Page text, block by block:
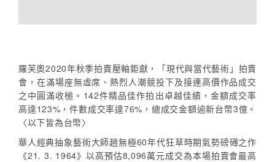
羅芙奧2020年秋季拍賣壓軸鉅獻，「現代與當代藝術」拍賣
會，在滿場座無虛席、熱烈人潮競投下及接連高價作品成交
之中圓滿收槌。142件精品佳作拍出卓越佳績，金額成交率
高達123%，件數成交率達76%，總成交金額逾新台幣3億。
〈以下皆為台幣〉
華人經典抽象藝術大師趙無極60年代狂草時期氣勢磅礡之作
《21. 3. 1964》以高預估8,096萬元成交為本場拍賣會最高